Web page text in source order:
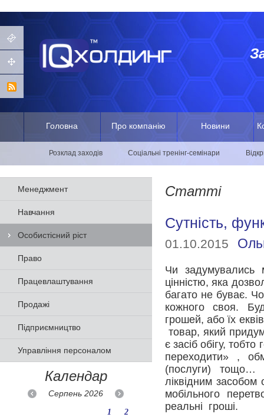
Головна Про компанію Новини
Розклад заходів Соціальні тренінг-семінари
Менеджмент
Навчання
Особистісний ріст
Право
Працевлаштування
Продажі
Підприємництво
Управління персоналом
Календар
Серпень2026
1
2
Статті
Сутність,
01.10.2015
Чи
цінністю, яка
багато не буває.
кожного своя.
грошей, або їх
товар, який
є засіб обігу,
переходити» ,
(послуги) тощо…
ліквідним засобом
мобільного
реальні гроші.